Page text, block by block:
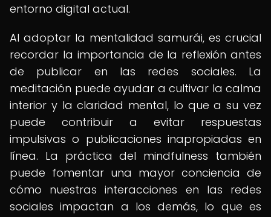
entorno digital actual.
Al adoptar la mentalidad samurái, es crucial
recordar la importancia de la reflexión antes
de publicar en las redes sociales. La
meditación puede ayudar a cultivar la calma
interior y la claridad mental, lo que a su vez
puede contribuir a evitar respuestas
impulsivas o publicaciones inapropiadas en
línea. La práctica del mindfulness también
puede fomentar una mayor conciencia de
cómo nuestras interacciones en las redes
sociales impactan a los demás, lo que es